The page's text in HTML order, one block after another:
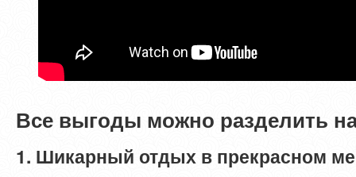
Все выгоды можно разделить
1. Шикарный отдых в прекрасном